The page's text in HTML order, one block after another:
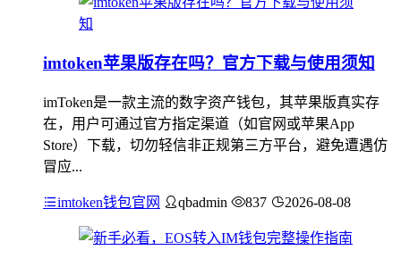
imtoken苹果版存在吗？官方下载与使用须知
imToken是一款主流的数字资产钱包，其苹果版真实存
在，用户可通过官方指定渠道（如官网或苹果App
Store）下载，切勿轻信非正规第三方平台，避免遭遇仿
冒应...
imtoken钱包官网 qbadmin 837 2026-08-08